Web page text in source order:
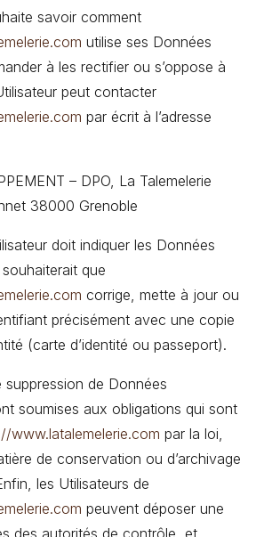
savoir comment
utilise ses Données
à les rectifier ou s’oppose à
peut contacter
par écrit à l’adresse
– DPO, La Talemelerie
38000 Grenoble
doit indiquer les Données
souhaiterait que
corrige, mette à jour ou
précisément avec une copie
(carte d’identité ou passeport).
suppression de Données
soumises aux obligations qui sont
www.latalemelerie.com par la loi,
de conservation ou d’archivage
les Utilisateurs de
peuvent déposer une
des autorités de contrôle, et